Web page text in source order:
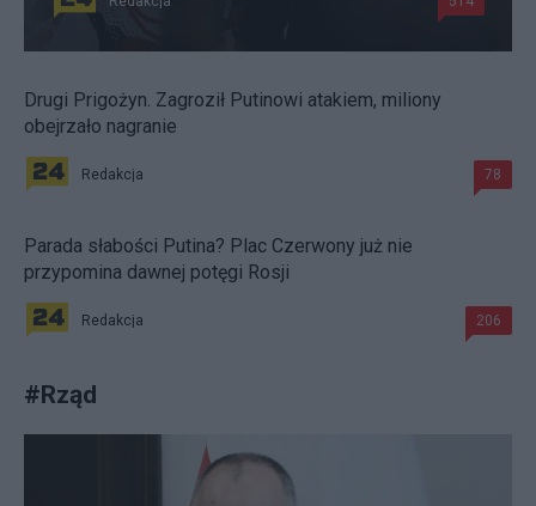
Drugi Prigożyn. Zagroził Putinowi atakiem, miliony
obejrzało nagranie
Redakcja 78
Parada słabości Putina? Plac Czerwony już nie
przypomina dawnej potęgi Rosji
Redakcja 206
#Rząd